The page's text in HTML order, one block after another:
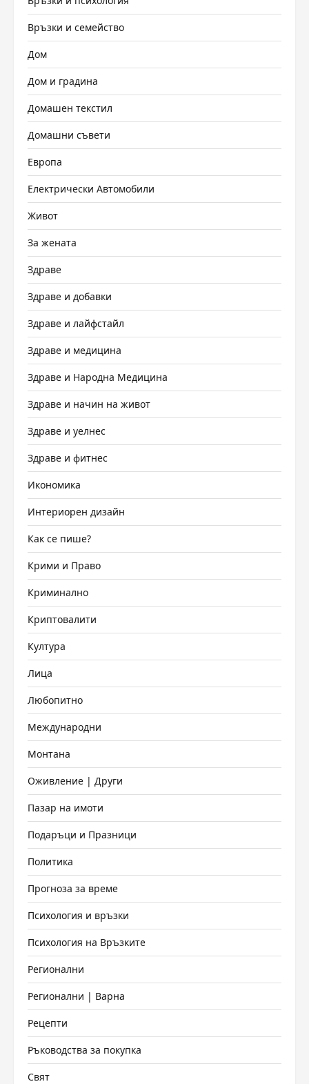
Връзки и семейство
Дом
Дом и градина
Домашен текстил
Домашни съвети
Европа
Електрически Автомобили
Живот
За жената
Здраве
Здраве и добавки
Здраве и лайфстайл
Здраве и медицина
Здраве и Народна Медицина
Здраве и начин на живот
Здраве и уелнес
Здраве и фитнес
Икономика
Интериорен дизайн
Как се пише?
Крими и Право
Криминално
Криптовалити
Култура
Лица
Любопитно
Международни
Монтана
Оживление | Други
Пазар на имоти
Подаръци и Празници
Политика
Прогноза за време
Психология и връзки
Психология на Връзките
Регионални
Регионални | Варна
Рецепти
Ръководства за покупка
Свят